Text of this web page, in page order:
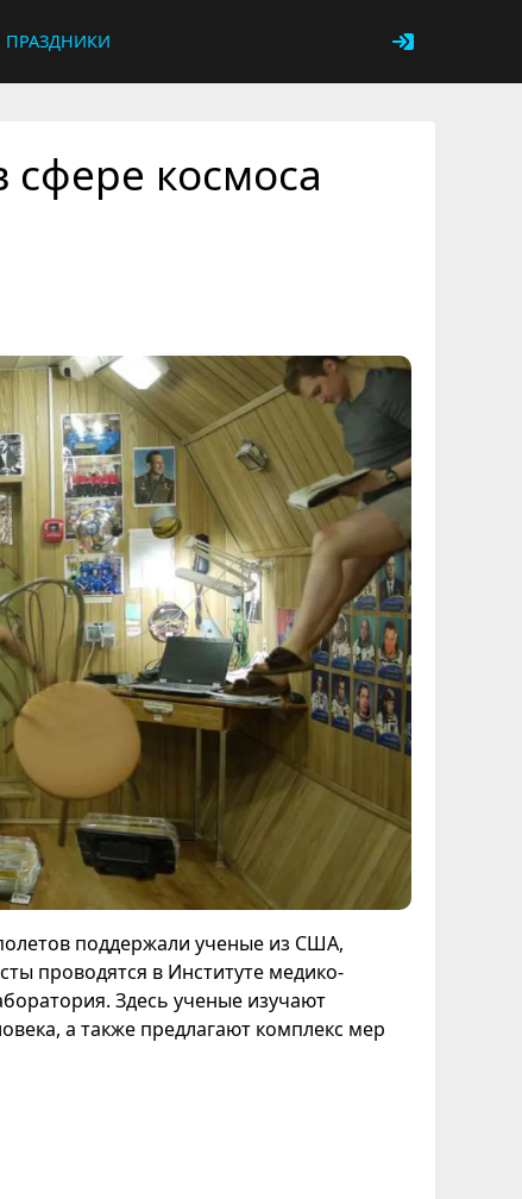
ПРАЗДНИКИ
космоса
поддержали ученые из США,
проводятся в Институте медико-
Здесь ученые изучают
а также предлагают комплекс мер